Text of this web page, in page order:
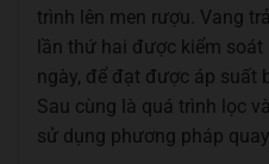
trình lên men rượu. Vang
lần thứ hai được kiểm
ngày, để đạt được áp suất
Sau cùng là quá trình lọc
sử dụng phương pháp